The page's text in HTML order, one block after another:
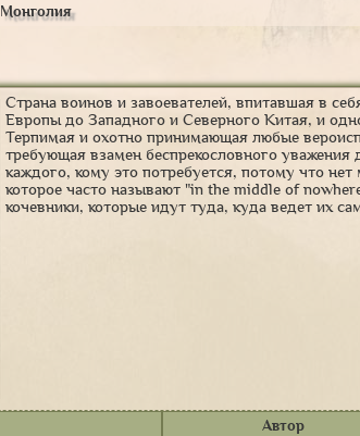
Монголия
Страна воинов и завоевателей, впитавшая в
Европы до Западного и Северного Китая, и
Терпимая и охотно принимающая любые
требующая взамен беспрекословного уважения
каждого, кому это потребуется, потому что
которое часто называют "in the middle of
кочевники, которые идут туда, куда ведет их
Автор